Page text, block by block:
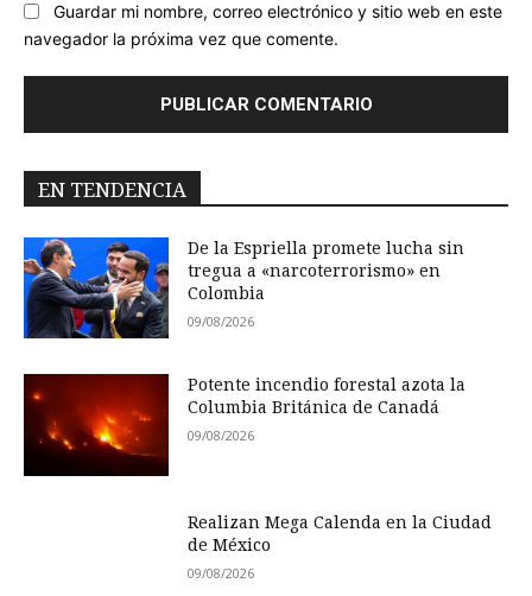
Guardar mi nombre, correo electrónico y sitio web en este
navegador la próxima vez que comente.
EN TENDENCIA
De la Espriella promete lucha sin
tregua a «narcoterrorismo» en
Colombia
09/08/2026
Potente incendio forestal azota la
Columbia Británica de Canadá
09/08/2026
Realizan Mega Calenda en la Ciudad
de México
09/08/2026